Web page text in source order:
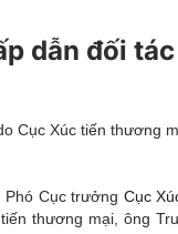
dẫn đối
Cục Xúc tiến thương
Cục trưởng Cục
thương mại, ông